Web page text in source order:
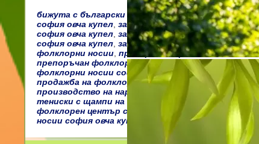
бижута с български шевици софия овча купел,
софия овча купел ,зала за народни танци овча
софия овча купел ,зала за семейни тържества
софия овча купел ,зала за танци софия овча купел
фолклорни носии ,препоръчан производител на
препоръчан фолклорен център овча купел
фолклорни носии софия ,препоръчана зала за
продажба на фолклорни носии софия овча купел ,
производство на народни носии
творческа
тениски с щампи на етно бродерии
тъпани по
фолклорен център софия овча купел,фолклорни
носии софия овча купел